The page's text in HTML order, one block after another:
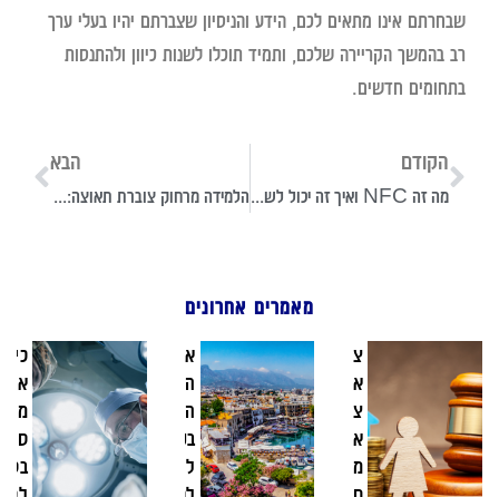
שבחרתם אינו מתאים לכם, הידע והניסיון שצברתם יהיו בעלי ערך
רב בהמשך הקריירה שלכם, ותמיד תוכלו לשנות כיוון ולהתנסות
בתחומים חדשים.
הקודם
מה זה NFC ואיך זה יכול לשדרג את החיים שלכם?
הבא
הלמידה מרחוק צוברת תאוצה: מה הופך אותה לאופציה כל כך פופולרית?
מאמרים אחרונים
צעד
אחר
צעד:
איך
מנהלים
אבנר
הייזלר על
השקעות
בקפריסין
ליוצאים
מה
סקירה